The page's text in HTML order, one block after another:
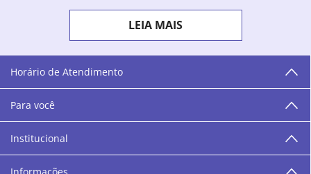
começou a vender para todo o território brasileiro.
Com uma infinidade de marcas e a filosofia de vender
produtos que vão do popular ao luxo, a Danny
Cosméticos mantém parceria com aproximadamente
300 grandes fornecedores e lançamentos diários na
área de beleza. São 12 centros técnicos que oferecem
programação semanal de cursos e encontros.
“O varejo corre nas nossas veias como nossos valores
humanos, éticos e morais. E que o branco e o azul anil,
LEIA MAIS
Horário de Atendimento
Para você
Institucional